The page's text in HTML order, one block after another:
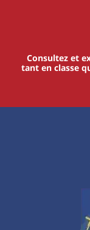
Consultez et
tant en classe